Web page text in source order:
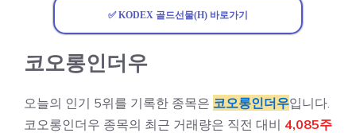
✅ KODEX 골드선물(H) 바로가기
코오롱인더우
오늘의 인기 5위를 기록한 종목은 코오롱인더우입니다.
코오롱인더우 종목의 최근 거래량은 직전 대비 4,085주